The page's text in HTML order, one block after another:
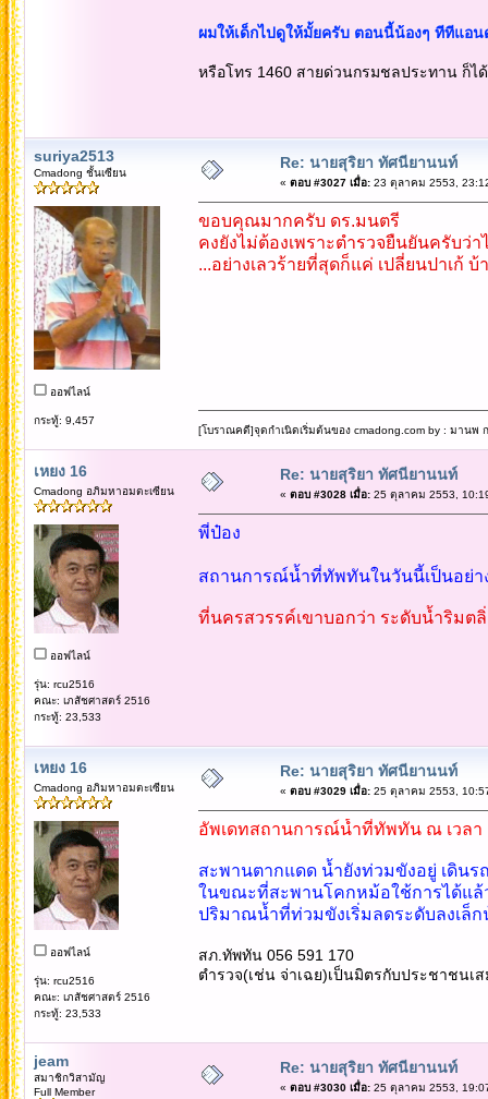
ผมให้เด็กไปดูให้มั้ยครับ ตอนนี้น้องๆ ทีทีแ
หรือโทร 1460 สายด่วนกรมชลประทาน ก็ไ
suriya2513
Cmadong ชั้นเซียน
ออฟไลน์
กระทู้: 9,457
Re: นายสุริยา ทัศนียานนท์
« ตอบ #3027 เมื่อ:23 ตุลาคม 2553,
ขอบคุณมากครับ ดร.มนตรี
คงยังไม่ต้องเพราะตำรวจยืนยันครับว่
...อย่างเลวร้ายที่สุดก็แค่ เปลี่ยนปาเก้
[โบราณคดี]จุดกำเนิดเริ่มต้นของ cmadong.com by : มานพ
เหยง 16
Cmadong อภิมหาอมตะเซียน
ออฟไลน์
รุ่น: rcu2516
คณะ: เภสัชศาสตร์ 2516
กระทู้: 23,533
Re: นายสุริยา ทัศนียานนท์
« ตอบ #3028 เมื่อ:25 ตุลาคม 2553,
พี่ป๋อง
สถานการณ์น้ำที่ทัพทันในวันนี้เป็นอย่า
ที่นครสวรรค์เขาบอกว่า ระดับน้ำริมต
เหยง 16
Cmadong อภิมหาอมตะเซียน
ออฟไลน์
รุ่น: rcu2516
คณะ: เภสัชศาสตร์ 2516
กระทู้: 23,533
Re: นายสุริยา ทัศนียานนท์
« ตอบ #3029 เมื่อ:25 ตุลาคม 2553,
อัพเดทสถานการณ์น้ำที่ทัพทัน ณ เวลา
สะพานตากแดด น้ำยังท่วมขังอยู่ เดินร
ในขณะที่สะพานโคกหม้อใช้การได้แล้
ปริมาณน้ำที่ท่วมขังเริ่มลดระดับลงเล็
สภ.ทัพทัน 056 591 170
ตำรวจ(เช่น จ่าเฉย)เป็นมิตรกับประชาชนเส
jeam
สมาชิกวิสามัญ
Full Member
Re: นายสุริยา ทัศนียานนท์
« ตอบ #3030 เมื่อ:25 ตุลาคม 2553,